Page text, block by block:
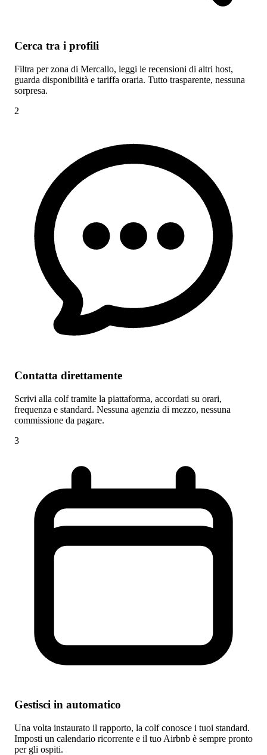
Cerca tra i profili
Filtra per zona di Mercallo, leggi le recensioni di altri host,
guarda disponibilità e tariffa oraria. Tutto trasparente, nessuna
sorpresa.
2
Contatta direttamente
Scrivi alla colf tramite la piattaforma, accordati su orari,
frequenza e standard. Nessuna agenzia di mezzo, nessuna
commissione da pagare.
3
Gestisci in automatico
Una volta instaurato il rapporto, la colf conosce i tuoi standard.
Imposti un calendario ricorrente e il tuo Airbnb è sempre pronto
per gli ospiti.